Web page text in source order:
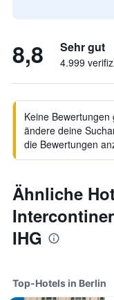
8,8 Sehr gut
4.999
Keine
ändere deine
die Bewertungen
Ähnliche
IHG
Top-Hotels in Berlin